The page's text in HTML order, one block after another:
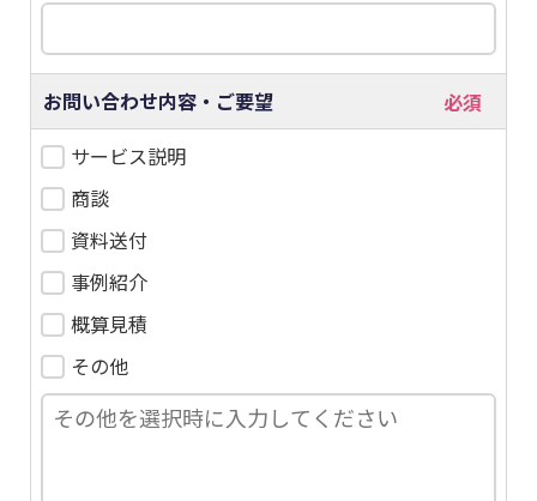
お問い合わせ内容・ご要望
サービス説明
商談
資料送付
事例紹介
概算見積
その他